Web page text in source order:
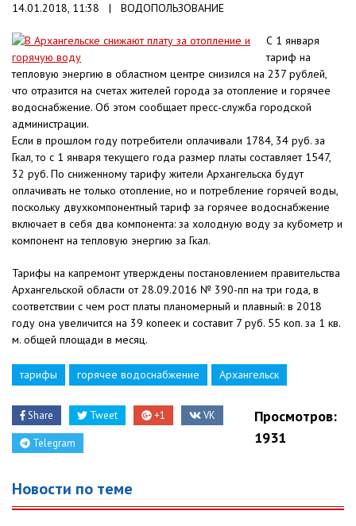
14.01.2018, 11:38 | ВОДОПОЛЬЗОВАНИЕ
С 1 января
тариф на
тепловую энергию в областном центре снизился на 237 рублей,
что отразится на счетах жителей города за отопление и горячее
водоснабжение. Об этом сообщает пресс-служба городской
администрации.
Если в прошлом году потребители оплачивали 1784, 34 руб. за
Гкал, то с 1 января текущего года размер платы составляет 1547,
32 руб. По сниженному тарифу жители Архангельска будут
оплачивать не только отопление, но и потребление горячей воды,
поскольку двухкомпонентный тариф за горячее водоснабжение
включает в себя два компонента: за холодную воду за кубометр и
компонент на тепловую энергию за Гкал.
Тарифы на капремонт утверждены постановлением правительства
Архангельской области от 28.09.2016 № 390-пп на три года, в
соответствии с чем рост платы планомерный и плавный: в 2018
году она увеличится на 39 копеек и составит 7 руб. 55 коп. за 1 кв.
м. общей площади в месяц.
тарифы горячее водоснабжение Архангельск
Share Tweet +1 VK
Telegram
Просмотров:
1931
Новости по теме